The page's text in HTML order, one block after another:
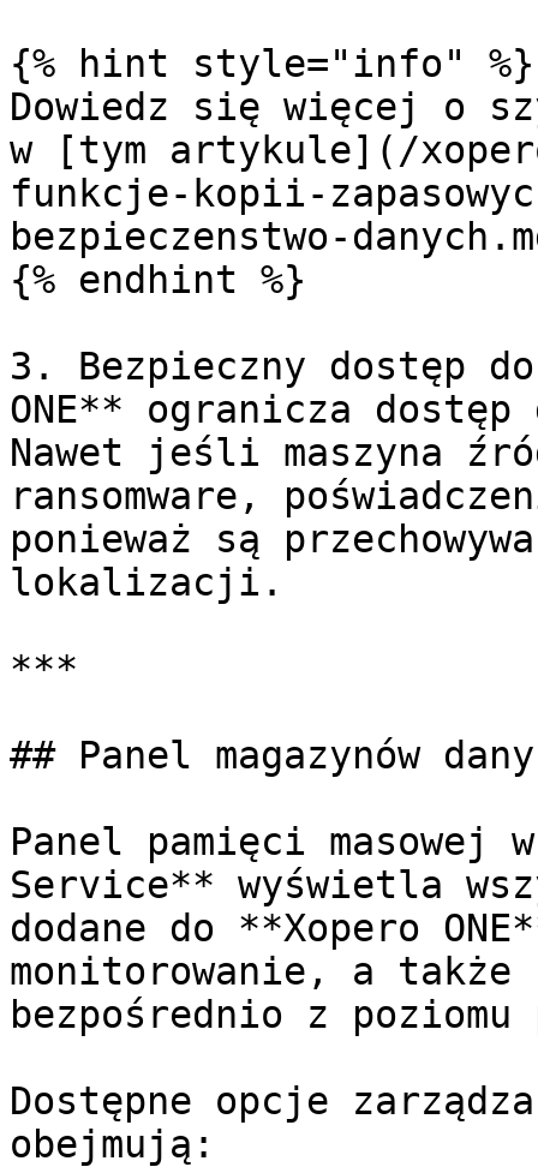
{% hint style="info" %}
Dowiedz się więcej o
w [tym artykule](/
funkcje-kopii-
bezpieczenstwo-
{% endhint %}
3. Bezpieczny dostęp
ONE** ogranicza dostęp
Nawet jeśli maszyna
ransomware,
ponieważ są
lokalizacji.
***
## Panel magazynów
Panel pamięci masowej
Service** wyświetla
dodane do **Xopero
monitorowanie, a także
bezpośrednio z
Dostępne opcje
obejmują: